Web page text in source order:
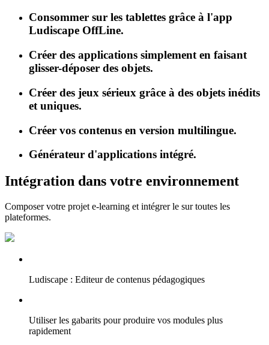
Consommer sur les tablettes grâce à l'app
Ludiscape OffLine.
Créer des applications simplement en faisant
glisser-déposer des objets.
Créer des jeux sérieux grâce à des objets inédits
et uniques.
Créer vos contenus en version multilingue.
Générateur d'applications intégré.
Intégration dans votre environnement
Composer votre projet e-learning et intégrer le sur toutes les
plateformes.
Ludiscape : Editeur de contenus pédagogiques
Utiliser les gabarits pour produire vos modules plus
rapidement